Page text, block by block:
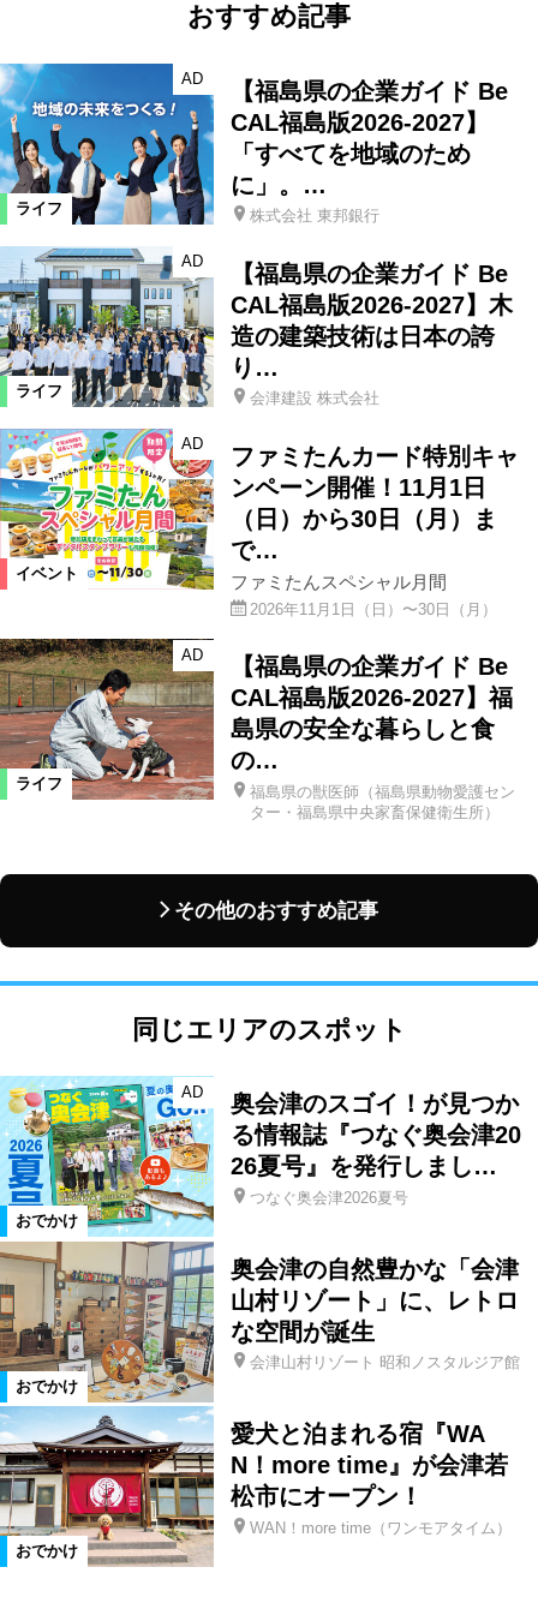
おすすめ記事
ライフ
AD
【福島県の企業ガイド Be
CAL福島版2026-2027】
「すべてを地域のため
に」。…
株式会社 東邦銀行
ライフ
AD
【福島県の企業ガイド Be
CAL福島版2026-2027】木
造の建築技術は日本の誇
り…
会津建設 株式会社
イベント
AD
ファミたんカード特別キャ
ンペーン開催！11月1日
（日）から30日（月）ま
で…
ファミたんスペシャル月間
2026年11月1日（日）〜30日（月）
ライフ
AD
【福島県の企業ガイド Be
CAL福島版2026-2027】福
島県の安全な暮らしと食
の…
福島県の獣医師（福島県動物愛護セン
ター・福島県中央家畜保健衛生所）
その他のおすすめ記事
同じエリアのスポット
おでかけ
AD
奥会津のスゴイ！が見つか
る情報誌『つなぐ奥会津20
26夏号』を発行しまし…
つなぐ奥会津2026夏号
おでかけ
奥会津の自然豊かな「会津
山村リゾート」に、レトロ
な空間が誕生
会津山村リゾート 昭和ノスタルジア館
おでかけ
愛犬と泊まれる宿『WA
N！more time』が会津若
松市にオープン！
WAN！more time（ワンモアタイム）